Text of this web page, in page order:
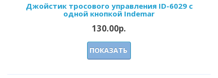
Джойстик тросового управления ID-6029 с
одной кнопкой Indemar
130.00р.
ПОКАЗАТЬ